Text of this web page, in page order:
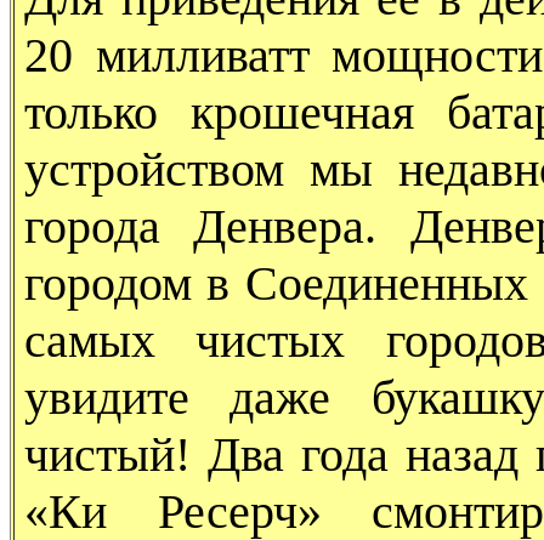
20 милливатт
только крошечная
устройством мы
города Денвера.
городом в
самых чистых
увидите даже
чистый! Два года назад
«Ки Ресерч»